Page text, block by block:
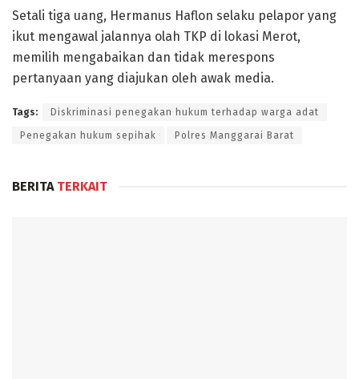
​Setali tiga uang, Hermanus Haflon selaku pelapor yang
ikut mengawal jalannya olah TKP di lokasi Merot,
memilih mengabaikan dan tidak merespons
pertanyaan yang diajukan oleh awak media.
Tags: Diskriminasi penegakan hukum terhadap warga adat
Penegakan hukum sepihak Polres Manggarai Barat
BERITATERKAIT